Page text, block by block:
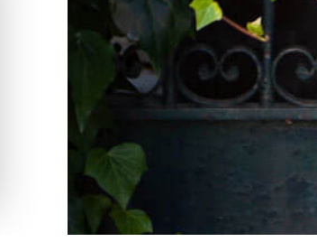
Traduction powered by Google Plan